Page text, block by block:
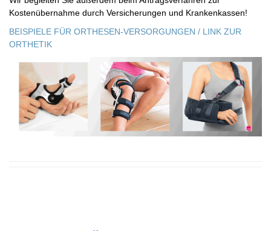
Kostenübernahme durch Versicherungen und Krankenkassen!
BEISPIELE FÜR ORTHESEN-VERSORGUNGEN / LINK ZUR
ORTHETIK